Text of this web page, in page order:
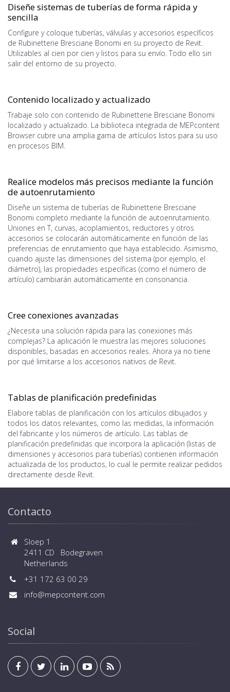
Diseñe sistemas de tuberías de forma rápida y
sencilla
Configure y coloque tuberías, válvulas y accesorios específicos
de Rubinetterie Bresciane Bonomi en su proyecto de Revit.
Utilizables al cien por cien y listos para su envío. Todo ello sin
salir del entorno de su proyecto.
Contenido localizado y actualizado
Trabaje solo con contenido de Rubinetterie Bresciane Bonomi
localizado y actualizado. La biblioteca integrada de MEPcontent
Browser cubre una amplia gama de artículos listos para su uso
en procesos BIM.
Realice modelos más precisos mediante la función
de autoenrutamiento
Diseñe un sistema de tuberías de Rubinetterie Bresciane
Bonomi completo mediante la función de autoenrutamiento.
Uniones en T, curvas, acoplamientos, reductores y otros
accesorios se colocarán automáticamente en función de las
preferencias de enrutamiento que haya establecido. Asimismo,
cuando ajuste las dimensiones del sistema (por ejemplo, el
diámetro), las propiedades específicas (como el número de
artículo) cambiarán automáticamente en consonancia.
Cree conexiones avanzadas
¿Necesita una solución rápida para las conexiones más
complejas? La aplicación le muestra las mejores soluciones
disponibles, basadas en accesorios reales. Ahora ya no tiene
por qué limitarse a los accesorios nativos de Revit.
Tablas de planificación predefinidas
Elabore tablas de planificación con los artículos dibujados y
todos los datos relevantes, como las medidas, la información
del fabricante y los números de artículo. Las tablas de
planificación predefinidas que incorpora la aplicación (listas de
dimensiones y accesorios para tuberías) contienen información
actualizada de los productos, lo cual le permite realizar pedidos
directamente desde Revit.
Contacto
Sloep 1
2411 CD Bodegraven
Netherlands
+31 172 63 00 29
info@mepcontent.com
Social